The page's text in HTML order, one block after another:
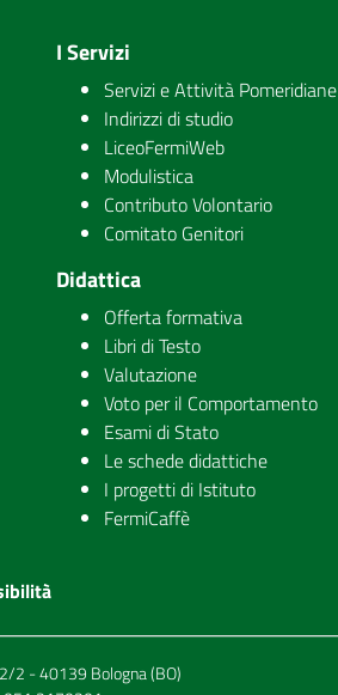
I Servizi
Servizi e Attività Pomeridiane
Indirizzi di studio
LiceoFermiWeb
Modulistica
Contributo Volontario
Comitato Genitori
Didattica
Offerta formativa
Libri di Testo
Valutazione
Voto per il Comportamento
Esami di Stato
Le schede didattiche
I progetti di Istituto
FermiCaffè
2 - 40139 Bologna (BO)